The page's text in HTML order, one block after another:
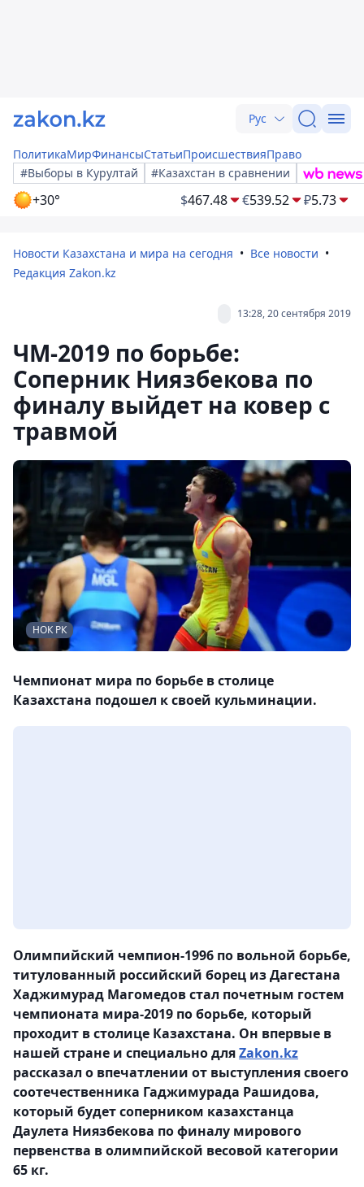
Рус
ПолитикаМирФинансыСтатьиПроисшествияПраво
#Выборы в Курултай
#Казахстан в сравнении
+30° $467.48 €539.52 ₽5.73
Новости Казахстана и мира на сегодня
Все новости
Редакция Zakon.kz
13:28, 20 сентября 2019
ЧМ-2019 по борьбе:
Соперник Ниязбекова по
финалу выйдет на ковер с
травмой
НОК РК
Чемпионат мира по борьбе в столице
Казахстана подошел к своей кульминации.
Олимпийский чемпион-1996 по вольной борьбе,
титулованный российский борец из Дагестана
Хаджимурад Магомедов стал почетным гостем
чемпионата мира-2019 по борьбе, который
проходит в столице Казахстана. Он впервые в
нашей стране и специально дляZakon.kz
рассказал о впечатлении от выступления своего
соотечественника Гаджимурада Рашидова,
который будет соперником казахстанца
Даулета Ниязбекова по финалу мирового
первенства в олимпийской весовой категории
65 кг.